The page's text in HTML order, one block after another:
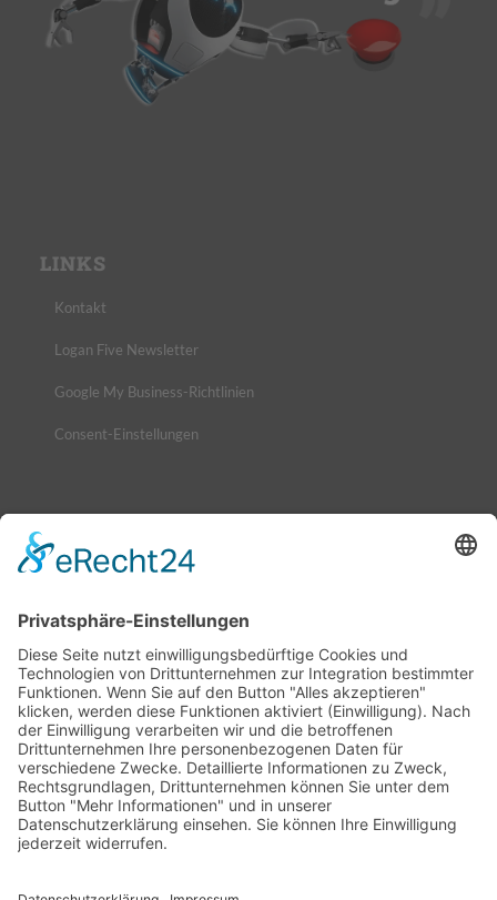
LINKS
Kontakt
Logan Five Newsletter
Google My Business-Richtlinien
Consent-Einstellungen
erwerben!
6. Juli 2026 - 7:57
MaxiGenius 2.0: Der KI-Assistent für lebendige
Unternehmenskommunikation
4. Juni 2026 - 9:11
Chatbot Erstellung mit MaxiGenius 2.0 – KI-Chatbot
für Unternehmen